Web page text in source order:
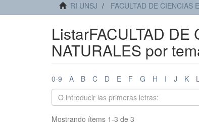
RI UNSJ FACULTAD DE CIENCIAS
ListarFACULTAD DE
NATURALES por
0-9 A B C D E F G H I J K
Mostrando ítems 1-3 de 3